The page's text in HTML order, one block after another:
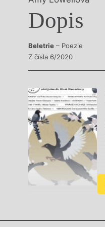
Výroční cenyDopis
Beletrie – Poezie
Z čísla 6/2020